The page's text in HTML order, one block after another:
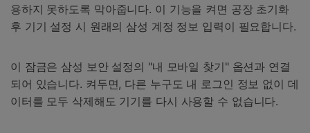
용하지 못하도록 막아줍니다. 이 기능을 켜면 공장 초기화
후 기기 설정 시 원래의 삼성 계정 정보 입력이 필요합니다.
이 잠금은 삼성 보안 설정의 "내 모바일 찾기" 옵션과 연결
되어 있습니다. 켜두면, 다른 누구도 내 로그인 정보 없이 데
이터를 모두 삭제해도 기기를 다시 사용할 수 없습니다.